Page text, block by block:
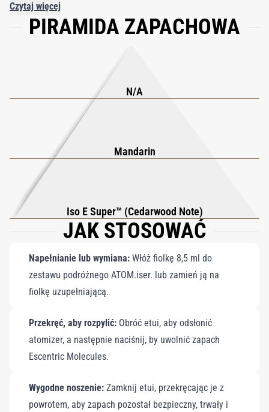
świeżość i trwałość. Gdy cytrusowe nuty stopniowo wygasają, na
skórze wyłania się Iso E Super, otulając ją głębią
Czytaj więcej
PIRAMIDA ZAPACHOWA
N/A
Mandarin
Iso E Super™ (Cedarwood Note)
JAK STOSOWAĆ
Napełnianie lub wymiana: Włóż fiolkę 8,5 ml do
zestawu podróżnego ATOM.iser. lub zamień ją na
fiolkę uzupełniającą.
Przekręć, aby rozpylić: Obróć etui, aby odsłonić
atomizer, a następnie naciśnij, by uwolnić zapach
Escentric Molecules.
Wygodne noszenie: Zamknij etui, przekręcając je z
powrotem, aby zapach pozostał bezpieczny, trwały i